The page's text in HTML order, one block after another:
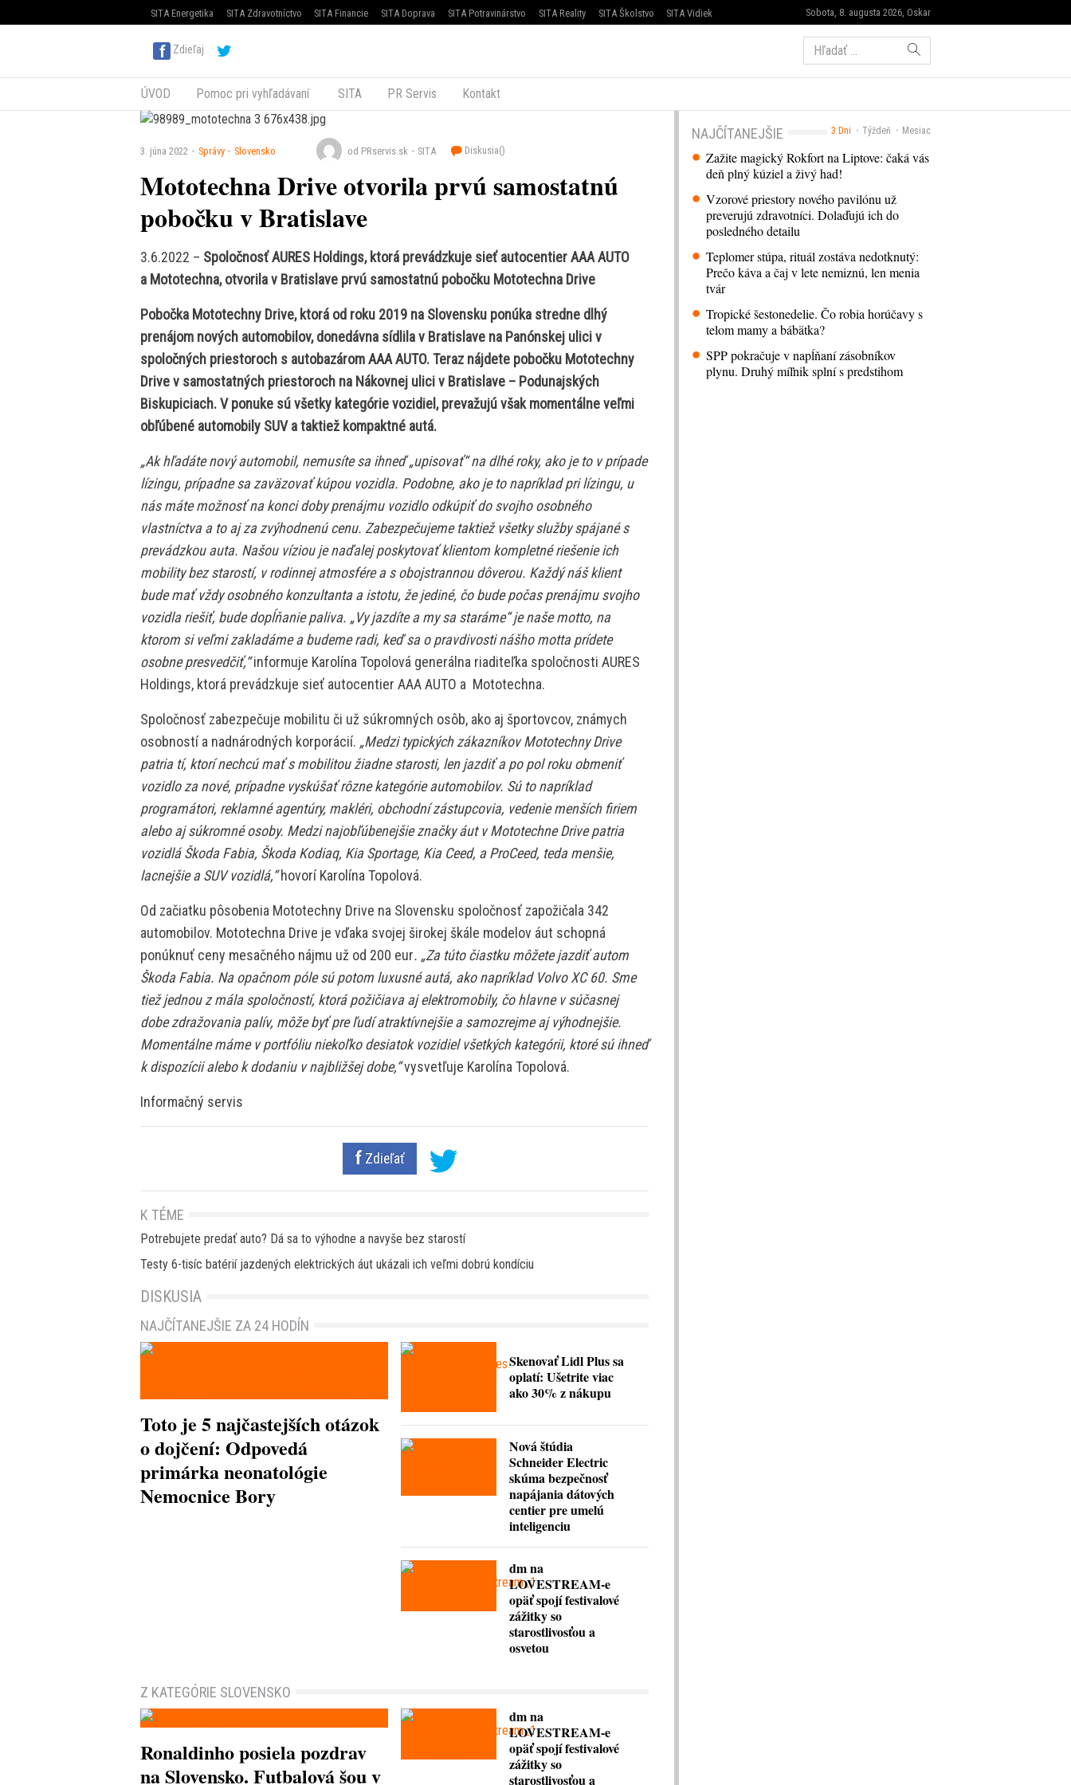
Sobota, 8. augusta 2026, Oskar
SITA Energetika SITA Zdravotníctvo SITA Financie SITA Doprava SITA Potravinárstvo SITA Reality SITA Školstvo SITA Vidiek
Zdieľaj Hľadať:
ÚVOD Pomoc pri vyhľadávaní SITA PR Servis Kontakt
3. júna 2022 Správy Slovensko od PRservis.sk SITA Diskusia()
Mototechna Drive otvorila prvú samostatnú
pobočku v Bratislave
3.6.2022 – Spoločnosť AURES Holdings, ktorá prevádzkuje sieť autocentier AAA AUTO
a Mototechna, otvorila v Bratislave prvú samostatnú pobočku Mototechna Drive
Pobočka Mototechny Drive, ktorá od roku 2019 na Slovensku ponúka stredne dlhý
prenájom nových automobilov, donedávna sídlila v Bratislave na Panónskej ulici v
spoločných priestoroch s autobazárom AAA AUTO. Teraz nájdete pobočku Mototechny
Drive v samostatných priestoroch na Nákovnej ulici v Bratislave – Podunajských
Biskupiciach. V ponuke sú všetky kategórie vozidiel, prevažujú však momentálne veľmi
obľúbené automobily SUV a taktiež kompaktné autá.
„Ak hľadáte nový automobil, nemusíte sa ihneď „upisovať“ na dlhé roky, ako je to v prípade
lízingu, prípadne sa zaväzovať kúpou vozidla. Podobne, ako je to napríklad pri lízingu, u
nás máte možnosť na konci doby prenájmu vozidlo odkúpiť do svojho osobného
vlastníctva a to aj za zvýhodnenú cenu. Zabezpečujeme taktiež všetky služby spájané s
prevádzkou auta. Našou víziou je naďalej poskytovať klientom kompletné riešenie ich
mobility bez starostí, v rodinnej atmosfére a s obojstrannou dôverou. Každý náš klient
bude mať vždy osobného konzultanta a istotu, že jediné, čo bude počas prenájmu svojho
vozidla riešiť, bude dopĺňanie paliva. „Vy jazdíte a my sa staráme“ je naše motto, na
ktorom si veľmi zakladáme a budeme radi, keď sa o pravdivosti nášho motta prídete
osobne presvedčiť,“informuje Karolína Topolová generálna riaditeľka spoločnosti AURES
Holdings, ktorá prevádzkuje sieť autocentier AAA AUTO a Mototechna.
Spoločnosť zabezpečuje mobilitu či už súkromných osôb, ako aj športovcov, známych
osobností a nadnárodných korporácií. „Medzi typických zákazníkov Mototechny Drive
patria tí, ktorí nechcú mať s mobilitou žiadne starosti, len jazdiť a po pol roku obmeniť
vozidlo za nové, prípadne vyskúšať rôzne kategórie automobilov. Sú to napríklad
programátori, reklamné agentúry, makléri, obchodní zástupcovia, vedenie menších firiem
alebo aj súkromné osoby. Medzi najobľúbenejšie značky áut v Mototechne Drive patria
vozidlá Škoda Fabia, Škoda Kodiaq, Kia Sportage, Kia Ceed, a ProCeed, teda menšie,
lacnejšie a SUV vozidlá,“hovorí Karolína Topolová.
Od začiatku pôsobenia Mototechny Drive na Slovensku spoločnosť zapožičala 342
automobilov. Mototechna Drive je vďaka svojej širokej škále modelov áut schopná
ponúknuť ceny mesačného nájmu už od 200 eur. „Za túto čiastku môžete jazdiť autom
Škoda Fabia. Na opačnom póle sú potom luxusné autá, ako napríklad Volvo XC 60. Sme
tiež jednou z mála spoločností, ktorá požičiava aj elektromobily, čo hlavne v súčasnej
dobe zdražovania palív, môže byť pre ľudí atraktívnejšie a samozrejme aj výhodnejšie.
Momentálne máme v portfóliu niekoľko desiatok vozidiel všetkých kategórii, ktoré sú ihneď
k dispozícii alebo k dodaniu v najbližšej dobe,“vysvetľuje Karolína Topolová.
Informačný servis
Zdieľať
3 Dni Týždeň Mesiac
NAJČÍTANEJŠIE
Zažite magický Rokfort na Liptove: čaká vás
deň plný kúziel a živý had!
Vzorové priestory nového pavilónu už
preverujú zdravotníci. Dolaďujú ich do
posledného detailu
Teplomer stúpa, rituál zostáva nedotknutý:
Prečo káva a čaj v lete nemiznú, len menia
tvár
Tropické šestonedelie. Čo robia horúčavy s
telom mamy a bábätka?
SPP pokračuje v napĺňaní zásobníkov
plynu. Druhý míľnik splní s predstihom
K TÉME
Potrebujete predať auto? Dá sa to výhodne a navyše bez starostí
Testy 6-tisíc batérií jazdených elektrických áut ukázali ich veľmi dobrú kondíciu
DISKUSIA
NAJČÍTANEJŠIE ZA 24 HODÍN
Toto je 5 najčastejších otázok
o dojčení: Odpovedá
primárka neonatológie
Nemocnice Bory
Skenovať Lidl Plus sa
oplatí: Ušetrite viac
ako 30% z nákupu
Nová štúdia
Schneider Electric
skúma bezpečnosť
napájania dátových
centier pre umelú
inteligenciu
dm na
LOVESTREAM-e
opäť spojí festivalové
zážitky so
starostlivosťou a
osvetou
Z KATEGÓRIE SLOVENSKO
Ronaldinho posiela pozdrav
na Slovensko. Futbalová šou v
dm na
LOVESTREAM-e
opäť spojí festivalové
zážitky so
starostlivosťou a